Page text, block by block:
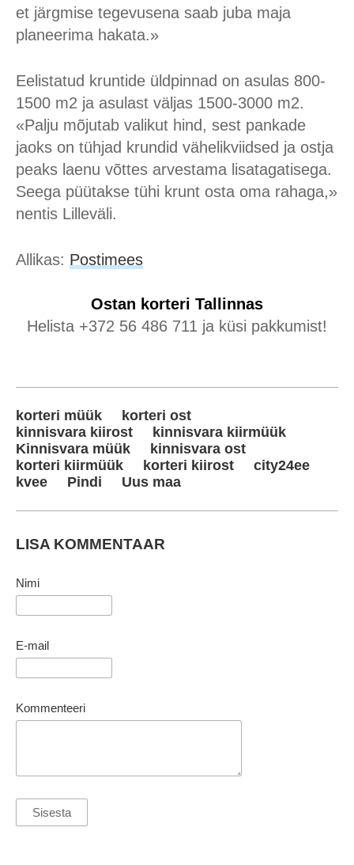
et järgmise tegevusena saab juba maja
planeerima hakata.»
Eelistatud kruntide üldpinnad on asulas 800-
1500 m2 ja asulast väljas 1500-3000 m2.
«Palju mõjutab valikut hind, sest pankade
jaoks on tühjad krundid vähelikviidsed ja ostja
peaks laenu võttes arvestama lisatagatisega.
Seega püütakse tühi krunt osta oma rahaga,»
nentis Lilleväli.
Allikas: Postimees
Ostan korteri Tallinnas
Helista +372 56 486 711 ja küsi pakkumist!
korteri müük
korteri ost
kinnisvara kiirost
kinnisvara kiirmüük
Kinnisvara müük
kinnisvara ost
korteri kiirmüük
korteri kiirost
city24ee
kvee
Pindi Uus maa
LISA KOMMENTAAR
Nimi
E-mail
Kommenteeri